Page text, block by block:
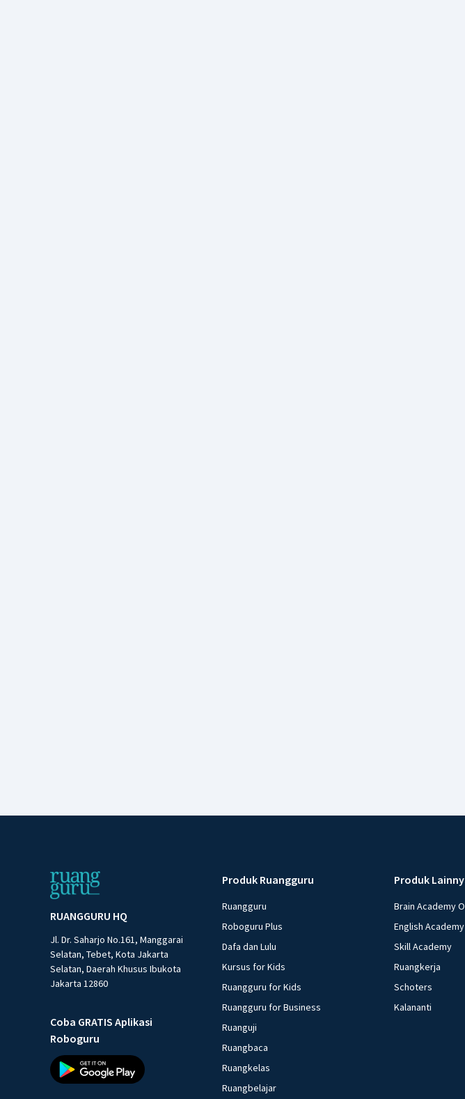
RUANGGURU HQ
Jl. Dr. Saharjo No.161, Manggarai
Selatan, Tebet, Kota Jakarta
Selatan, Daerah Khusus Ibukota
Jakarta 12860
Coba GRATIS Aplikasi
Roboguru
Produk Ruangguru
Ruangguru
Roboguru Plus
Dafa dan Lulu
Kursus for Kids
Ruangguru for Kids
Ruangguru for Business
Ruanguji
Ruangbaca
Ruangkelas
Ruangbelajar
Produk
Brain Academy
English Academy
Skill Academy
Ruangkerja
Schoters
Kalananti